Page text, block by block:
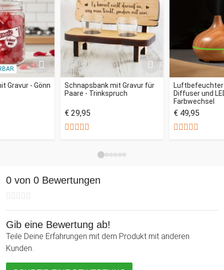
Gravur - Gönn
Schnapsbank mit Gravur für
Paare - Trinkspruch
€ 29,95
Diffuser und
Farbwechsel
€ 49,95
0 von 0 Bewertungen
Gib eine Bewertung ab!
Teile Deine Erfahrungen mit dem Produkt mit anderen
Kunden.